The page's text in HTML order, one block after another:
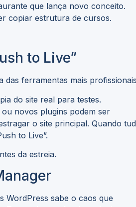
que lança novo conceito.
copiar estrutura de cursos.
to Live”
das ferramentas mais
do site real para testes.
novos plugins podem ser
o site principal. Quando
to Live”.
da estreia.
WordPress sabe o caos que